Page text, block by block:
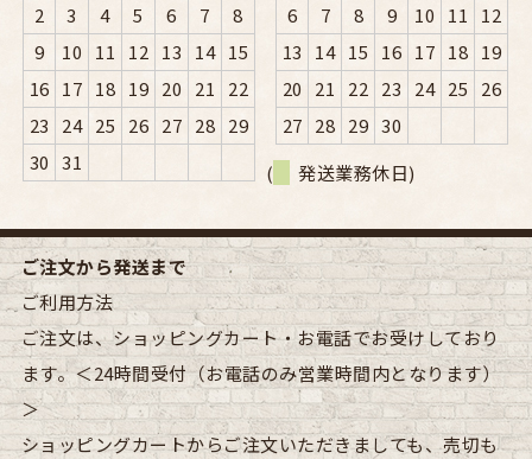
2
3 4 5 6 7
8
9
10 11 12 13 14 15
16 17 18 19 20 21
22
23
24 25 26 27 28 29
30 31
6
7 8 9 10 11
12
13
14 15 16 17 18 19
20
21 22 23 24 25
26
27 28 29 30
(
発送業務休日)
ご注文から発送まで
ご利用方法
ご注文は、ショッピングカート・お電話でお受けしており
ます。＜24時間受付（お電話のみ営業時間内となります）
＞
ショッピングカートからご注文いただきましても、売切も